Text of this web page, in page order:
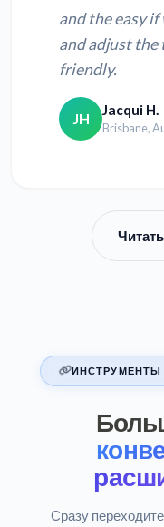
and the easy
and adjust the
friendly.
JH Jacqui H.
Brisbane,
ИНСТРУМЕНТЫ
Сразу